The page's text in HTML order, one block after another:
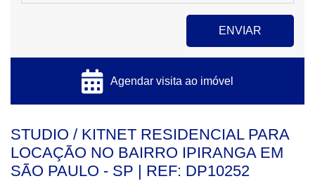
Agendar visita ao imóvel
STUDIO / KITNET RESIDENCIAL PARA
LOCAÇÃO NO BAIRRO IPIRANGA EM
SÃO PAULO - SP | REF: DP10252